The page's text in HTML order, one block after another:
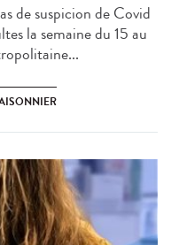
de suspicion de Covid
la semaine du 15 au